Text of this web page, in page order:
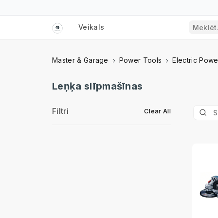
Veikals
Master & Garage Power Tools Electric
Leņķa slīpmašīnas
Filtri Clear All